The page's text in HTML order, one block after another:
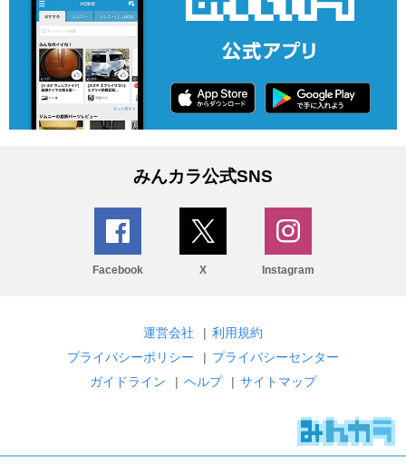
みんカラ公式SNS
Facebook X Instagram
運営会社 | 利用規約
プライバシーポリシー
| プライバシーセンター
ガイドライン
| ヘルプ | サイトマップ